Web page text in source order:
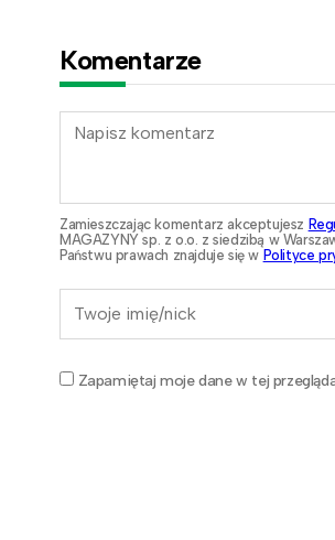
Komentarze
Zamieszczając komentarz akceptujesz
MAGAZYNY sp. z o.o. z siedzibą w
Państwu prawach znajduje się w Polityce
Zapamiętaj moje dane w tej